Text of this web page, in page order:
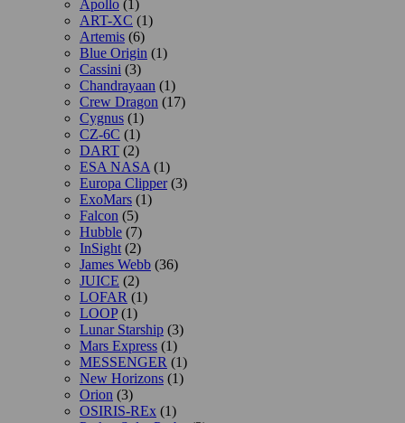
Apollo (1)
ART-XC (1)
Artemis (6)
Blue Origin (1)
Cassini (3)
Chandrayaan (1)
Crew Dragon (17)
Cygnus (1)
CZ-6C (1)
DART (2)
ESA NASA (1)
Europa Clipper(3)
ExoMars (1)
Falcon (5)
Hubble (7)
InSight (2)
James Webb (36)
JUICE (2)
LOFAR (1)
LOOP(1)
Lunar Starship (3)
Mars Express (1)
MESSENGER (1)
New Horizons (1)
Orion (3)
OSIRIS-REx (1)